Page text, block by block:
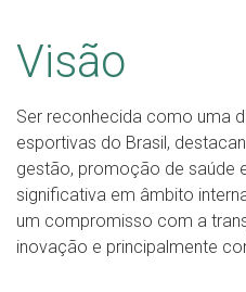
Visão
Ser reconhecida como uma
esportivas do Brasil,
gestão, promoção de saúde
significativa em âmbito
um compromisso com a
inovação e principalmente